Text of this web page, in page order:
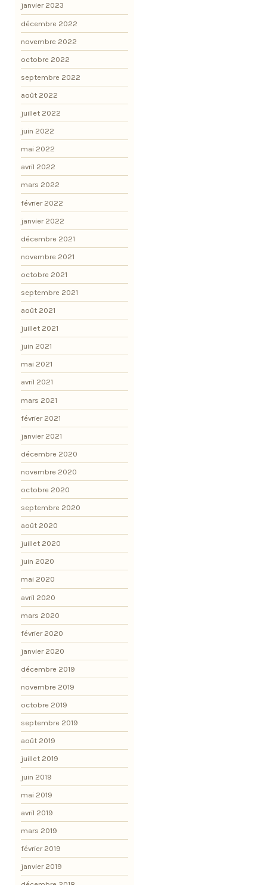
janvier 2023
décembre 2022
novembre 2022
octobre 2022
septembre 2022
août 2022
juillet 2022
juin 2022
mai 2022
avril 2022
mars 2022
février 2022
janvier 2022
décembre 2021
novembre 2021
octobre 2021
septembre 2021
août 2021
juillet 2021
juin 2021
mai 2021
avril 2021
mars 2021
février 2021
janvier 2021
décembre 2020
novembre 2020
octobre 2020
septembre 2020
août 2020
juillet 2020
juin 2020
mai 2020
avril 2020
mars 2020
février 2020
janvier 2020
décembre 2019
novembre 2019
octobre 2019
septembre 2019
août 2019
juillet 2019
juin 2019
mai 2019
avril 2019
mars 2019
février 2019
janvier 2019